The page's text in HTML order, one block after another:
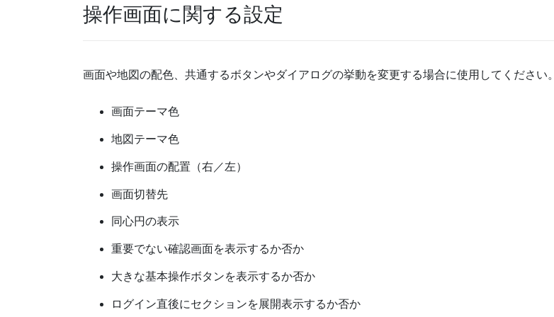
操作画面に関する設定
画面や地図の配色、共通するボタンやダイアログの挙動を変更する場合に使用してください。
画面テーマ色
地図テーマ色
操作画面の配置（右／左）
画面切替先
同心円の表示
重要でない確認画面を表示するか否か
大きな基本操作ボタンを表示するか否か
ログイン直後にセクションを展開表示するか否か